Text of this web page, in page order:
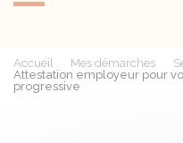
Accueil Mes démarches
Attestation employeur pour
progressive